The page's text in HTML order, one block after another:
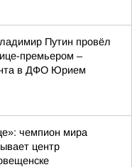
Путин провёл
премьером –
в ДФО Юрием
чемпион мира
центр